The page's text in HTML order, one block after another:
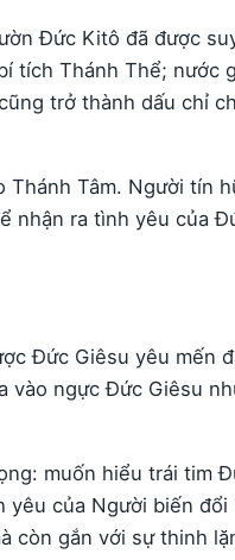
Đức Kitô đã được
tích Thánh Thể; nước
trở thành dấu chỉ
Thánh Tâm. Người tín
nhận ra tình yêu của
Đức Giêsu yêu mến
vào ngực Đức Giêsu
muốn hiểu trái tim
yêu của Người biến đổi
còn gắn với sự thinh